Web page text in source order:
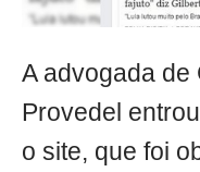
A advogada de
Provedel
o site, que foi